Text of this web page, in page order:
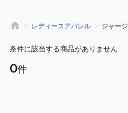
レディースアパレル ジャージ
条件に該当する商品がありません
0件